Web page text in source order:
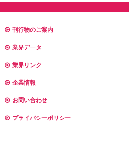
刊行物のご案内
業界データ
業界リンク
企業情報
お問い合わせ
プライバシーポリシー